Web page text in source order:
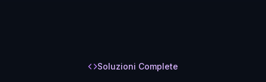
Soluzioni Complete